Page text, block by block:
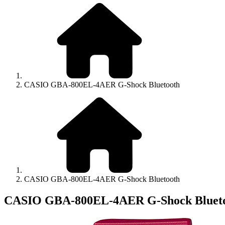
CASIO GBA-800EL-4AER G-Shock Bluetooth
CASIO GBA-800EL-4AER G-Shock Bluetooth
CASIO GBA-800EL-4AER G-Shock